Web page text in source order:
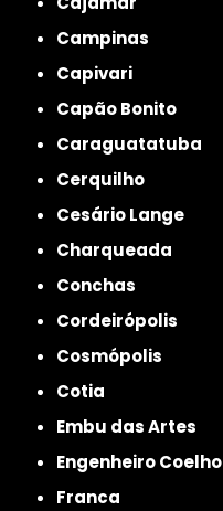
Campinas
Capivari
Capão Bonito
Caraguatatuba
Cerquilho
Cesário Lange
Charqueada
Conchas
Cordeirópolis
Cosmópolis
Cotia
Embu das Artes
Engenheiro Coelho
Franca